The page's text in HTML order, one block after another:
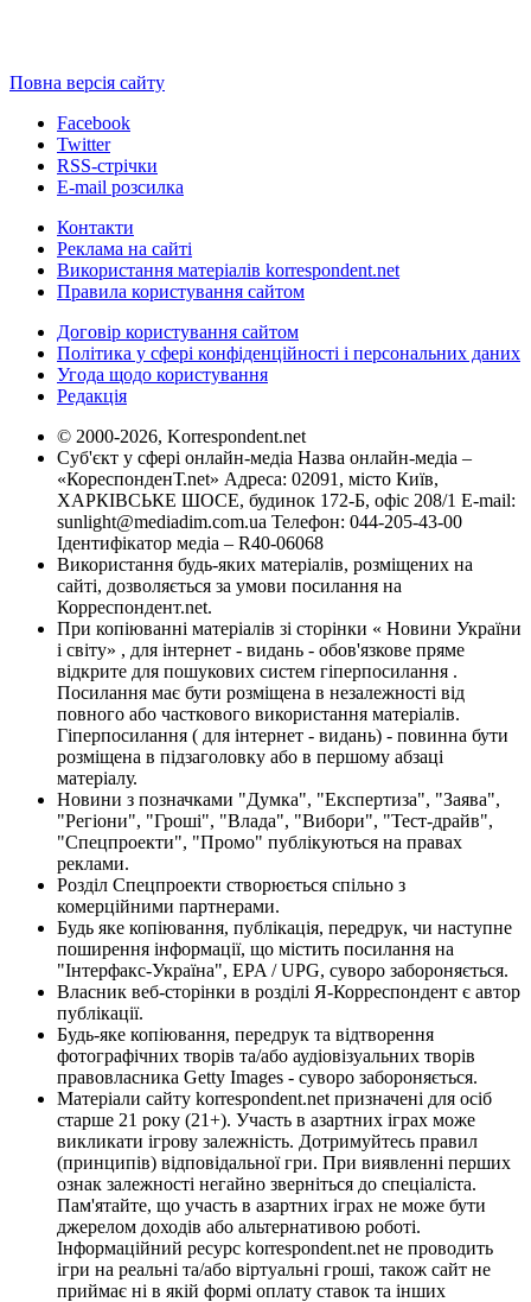
Повна версія сайту
Facebook
Twitter
RSS-стрічки
E-mail розсилка
Контакти
Реклама на сайті
Використання матеріалів korrespondent.net
Правила користування сайтом
Договір користування сайтом
Політика у сфері конфіденційності і персональних даних
Угода щодо користування
Редакція
© 2000-2026, Korrespondent.net
Суб'єкт у сфері онлайн-медіа Назва онлайн-медіа –
«КореспонденТ.net» Адреса: 02091, місто Київ,
ХАРКІВСЬКЕ ШОСЕ, будинок 172-Б, офіс 208/1 E-mail:
sunlight@mediadim.com.ua Телефон: 044-205-43-00
Ідентифікатор медіа – R40-06068
Використання будь-яких матеріалів, розміщених на
сайті, дозволяється за умови посилання на
Корреспондент.net.
При копіюванні матеріалів зі сторінки « Новини України
і світу» , для інтернет - видань - обов'язкове пряме
відкрите для пошукових систем гіперпосилання .
Посилання має бути розміщена в незалежності від
повного або часткового використання матеріалів.
Гіперпосилання ( для інтернет - видань) - повинна бути
розміщена в підзаголовку або в першому абзаці
матеріалу.
Новини з позначками "Думка", "Експертиза", "Заява",
"Регіони", "Гроші", "Влада", "Вибори", "Тест-драйв",
"Спецпроекти", "Промо" публікуються на правах
реклами.
Розділ Спецпроекти створюється спільно з
комерційними партнерами.
Будь яке копіювання, публікація, передрук, чи наступне
поширення інформації, що містить посилання на
"Інтерфакс-Україна", EPA / UPG, суворо забороняється.
Власник веб-сторінки в розділі Я-Корреспондент є автор
публікації.
Будь-яке копіювання, передрук та відтворення
фотографічних творів та/або аудіовізуальних творів
правовласника Getty Images - суворо забороняється.
Матеріали сайту korrespondent.net призначені для осіб
старше 21 року (21+). Участь в азартних іграх може
викликати ігрову залежність. Дотримуйтесь правил
(принципів) відповідальної гри. При виявленні перших
ознак залежності негайно зверніться до спеціаліста.
Пам'ятайте, що участь в азартних іграх не може бути
джерелом доходів або альтернативою роботі.
Інформаційний ресурс korrespondent.net не проводить
ігри на реальні та/або віртуальні гроші, також сайт не
приймає ні в якій формі оплату ставок та інших